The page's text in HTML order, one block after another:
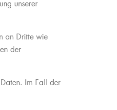
unserer
an Dritte wie
der
Im Fall der